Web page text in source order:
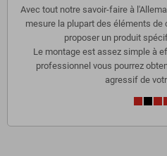
Avec tout notre savoir-faire à
mesure la plupart des éléments de
proposer un produit
Le montage est assez simple à
professionnel vous pourrez
agressif de